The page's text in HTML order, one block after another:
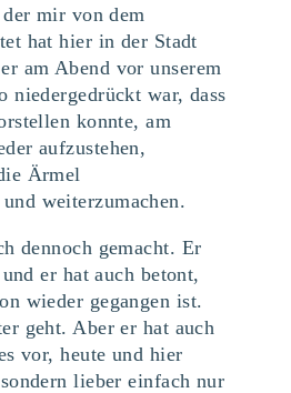
mir von dem
hat hier in der Stadt
am Abend vor unserem
niedergedrückt war, dass
konnte, am
aufzustehen,
Ärmel
weiterzumachen.
dennoch gemacht. Er
er hat auch betont,
wieder gegangen ist.
geht. Aber er hat auch
vor, heute und hier
lieber einfach nur